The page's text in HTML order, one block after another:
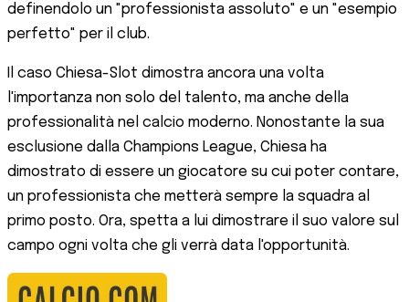
definendolo un "professionista assoluto" e un "esempio
perfetto" per il club.
Il caso Chiesa-Slot dimostra ancora una volta
l'importanza non solo del talento, ma anche della
professionalità nel calcio moderno. Nonostante la sua
esclusione dalla Champions League, Chiesa ha
dimostrato di essere un giocatore su cui poter contare,
un professionista che metterà sempre la squadra al
primo posto. Ora, spetta a lui dimostrare il suo valore sul
campo ogni volta che gli verrà data l'opportunità.